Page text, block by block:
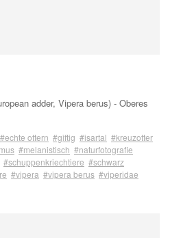
adder, Vipera berus) - Oberes
#echte ottern #giftig #isartal #kreuzotter
#melanistisch #naturfotografie
#schuppenkriechtiere #schwarz
#vipera #vipera berus #viperidae